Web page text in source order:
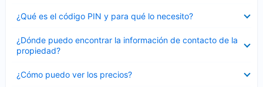
¿Qué es el código PIN y para qué lo necesito?
cerrado
¿Dónde puedo encontrar la información de contacto de la
propiedad?
cerrado
¿Cómo puedo ver los precios?
cerrado